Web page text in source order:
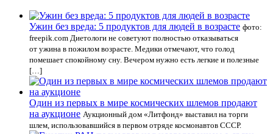
Ужин без вреда: 5 продуктов для людей в возрасте фото:
freepik.com Диетологи не советуют полностью отказываться
от ужина в пожилом возрасте. Медики отмечают, что голод
помешает спокойному сну. Вечером нужно есть легкие и полезные
[…]
Один из первых в мире космических шлемов продают
на аукционе Аукционный дом «Литфонд» выставил на торги
шлем, использовавшийся в первом отряде космонавтов СССР.